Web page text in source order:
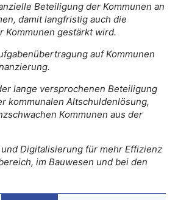
Beteiligung der Kommunen an
damit langfristig auch die
Kommunen gestärkt wird.
auf Kommunen
lange versprochenen Beteiligung
kommunalen Altschuldenlösung,
Kommunen aus der
Digitalisierung für mehr Effizienz
im Bauwesen und bei den